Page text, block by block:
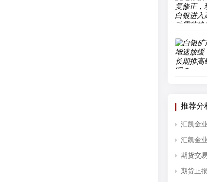
推荐分
汇凯金业
汇凯金业
期货交
期货止